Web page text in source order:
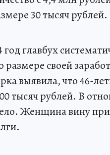
30 тысяч рублей.
главбух
своей
выявила, что 46-
тысяч рублей. В
Женщина вину